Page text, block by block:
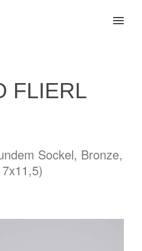
MENU
FLIERL
Sockel, Bronze,